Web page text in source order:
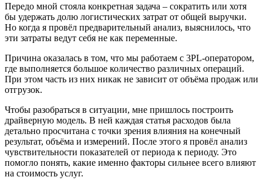
Передо мной стояла конкретная задача – сократить или хотя
бы удержать долю логистических затрат от общей выручки.
Но когда я провёл предварительный анализ, выяснилось, что
эти затраты ведут себя не как переменные.
Причина оказалась в том, что мы работаем с 3PL-оператором,
где выполняется большое количество различных операций.
При этом часть из них никак не зависит от объёма продаж или
отгрузок.
Чтобы разобраться в ситуации, мне пришлось построить
драйверную модель. В ней каждая статья расходов была
детально просчитана с точки зрения влияния на конечный
результат, объёма и измерений. После этого я провёл анализ
чувствительности показателей от периода к периоду. Это
помогло понять, какие именно факторы сильнее всего влияют
на стоимость услуг.